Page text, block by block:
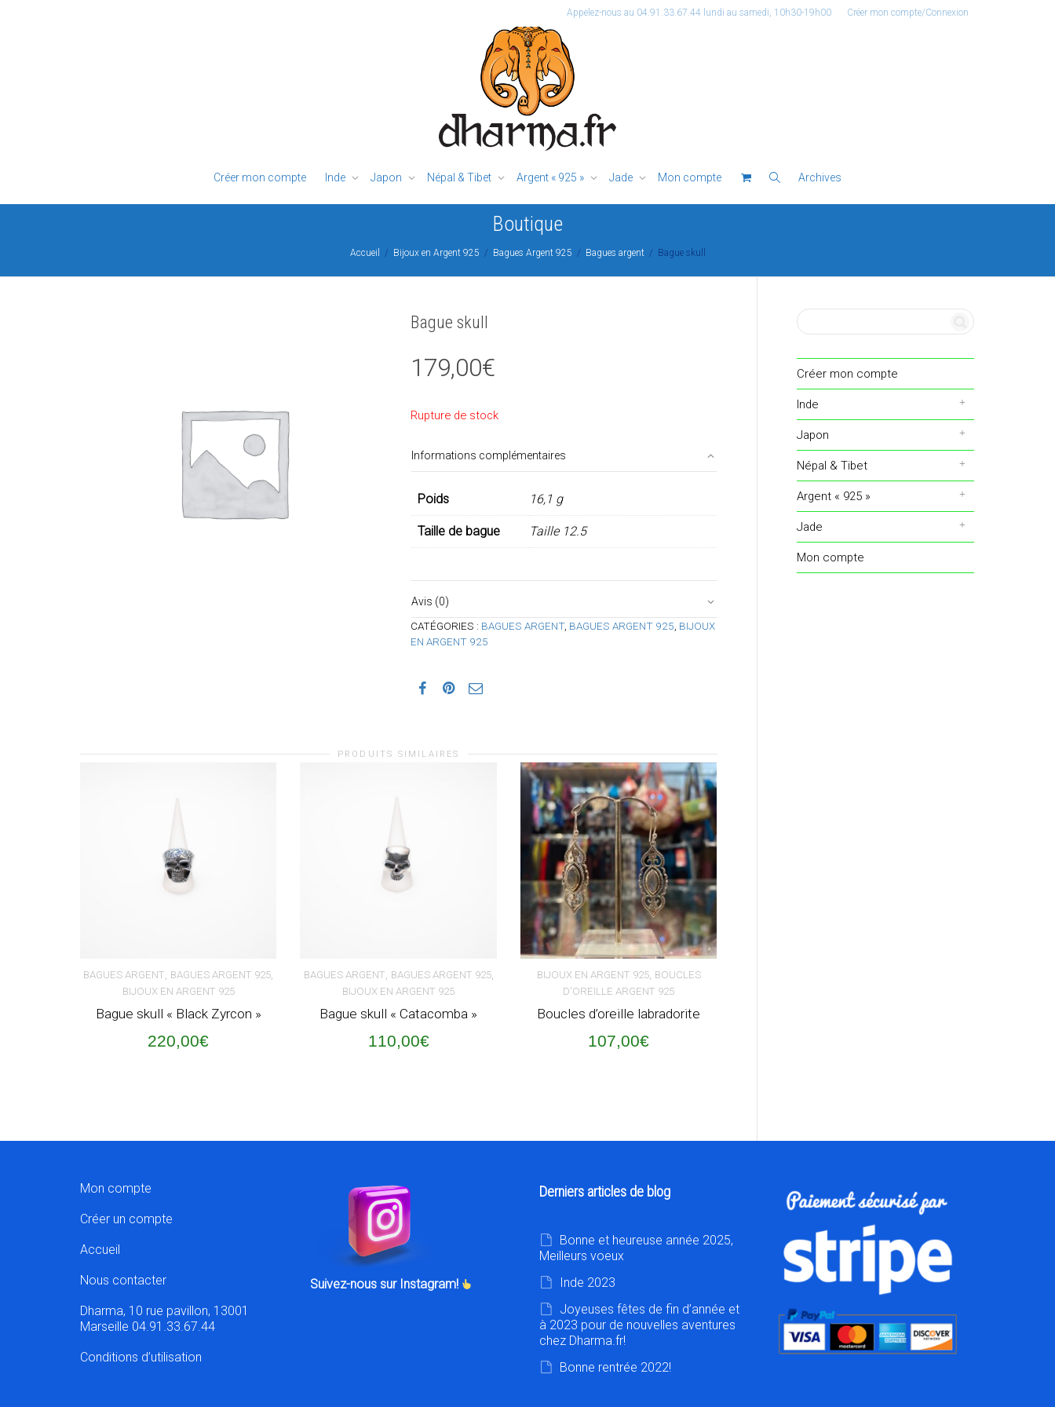
Appelez-nous au 04.91.33.67.44 lundi au samedi, 10h30-19h00 Créer mon compte/Connexion
Créer mon compte Inde Japon Népal & Tibet Argent « 925 » Jade Mon compte Archives
Boutique
Accueil Bijoux en Argent 925 Bagues Argent 925 Bagues argent Bague skull
Bague skull
179,00€
Rupture de stock
Informations complémentaires
Poids 16,1 g
Taille de bague Taille 12.5
Avis (0)
CATÉGORIES : BAGUES ARGENT, BAGUES ARGENT 925 BIJOUX
EN ARGENT 925
PRODUITS SIMILAIRES
BAGUES ARGENT, BAGUES ARGENT 925,
BIJOUX EN ARGENT 925
Bague skull « Black Zyrcon »
220,00€
BAGUES ARGENT, BAGUES ARGENT 925,
BIJOUX EN ARGENT 925
Bague skull « Catacomba »
110,00€
BIJOUX EN ARGENT 925, BOUCLES
D'OREILLE ARGENT 925
Boucles d’oreille labradorite
107,00€
Créer mon compte
Inde
Japon
Népal & Tibet
Argent « 925 »
Jade
Mon compte
Mon compte
Créer un compte
Accueil
Nous contacter
Dharma, 10 rue pavillon, 13001
Marseille 04.91.33.67.44
Conditions d’utilisation
Suivez-nous sur Instagram!
Derniers articles de blog
Bonne et heureuse année 2025,
Meilleurs voeux
Inde 2023
Joyeuses fêtes de fin d’année et
à 2023 pour de nouvelles aventures
chez Dharma.fr!
Bonne rentrée 2022!